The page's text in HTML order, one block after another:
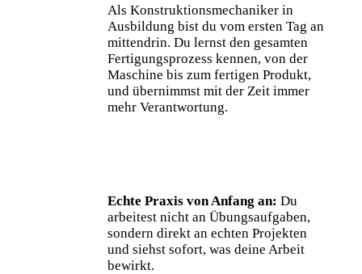
Als Konstruktionsmechaniker in
Ausbildung bist du vom ersten Tag an
mittendrin. Du lernst den gesamten
Fertigungsprozess kennen, von der
Maschine bis zum fertigen Produkt,
und übernimmst mit der Zeit immer
mehr Verantwortung.
Echte Praxis von Anfang an: Du
arbeitest nicht an Übungsaufgaben,
sondern direkt an echten Projekten
und siehst sofort, was deine Arbeit
bewirkt.